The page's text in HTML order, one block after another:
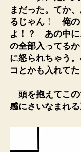
まだった。てか
るじゃん！ 俺
よ！？ あの中に
の全部入ってる
に怒られちゃう
コとかも入れてた
頭を抱えてこの
感にさいなまれる